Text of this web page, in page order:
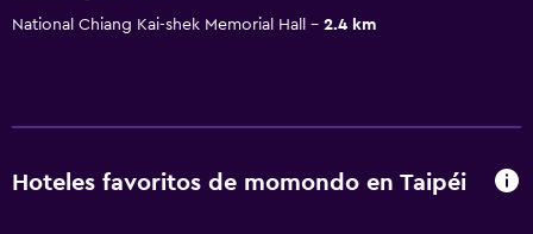
National Chiang Kai-shek Memorial Hall
2.4 km
Hoteles favoritos de momondo en Taipéi